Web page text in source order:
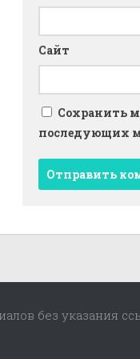
Сайт
Сохранить
последующих
без указания